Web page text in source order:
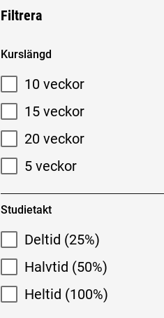
Filtrera
Filtrera sökresultat
Kurslängd
10 veckor
15 veckor
20 veckor
5 veckor
Studietakt
Deltid (25%)
Halvtid (50%)
Heltid (100%)